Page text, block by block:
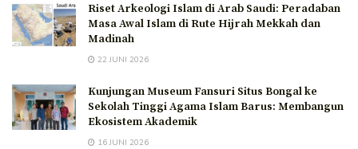
Riset Arkeologi Islam di Arab Saudi: Peradaban
Masa Awal Islam di Rute Hijrah Mekkah dan
Madinah
22 JUNI 2026
Kunjungan Museum Fansuri Situs Bongal ke
Sekolah Tinggi Agama Islam Barus: Membangun
Ekosistem Akademik
16 JUNI 2026